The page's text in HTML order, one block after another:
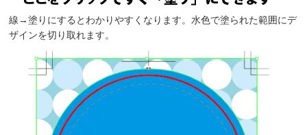
線→塗りにするとわかりやすくなります。水色で塗られた範囲にデ
ザインを切り取れます。